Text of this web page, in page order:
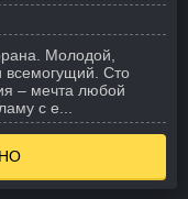
Молодой,
всемогущий. Сто
– мечта любой
с е...